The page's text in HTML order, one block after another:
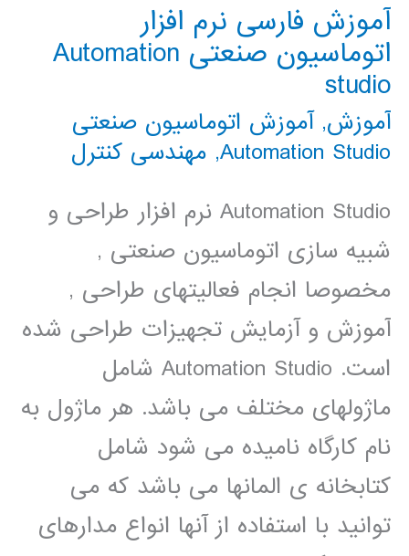
آموزش فارسی نرم افزار
اتوماسیون صنعتی Automation
studio
آموزش,آموزش اتوماسیون صنعتی
Automation Studio
, مهندسی کنترل
Automation Studio نرم افزار طراحی و
شبیه سازی اتوماسیون صنعتی ,
مخصوصا انجام فعالیتهای طراحی ,
آموزش و آزمایش تجهیزات طراحی شده
است. Automation Studio شامل
ماژولهای مختلف می باشد. هر ماژول به
نام کارگاه نامیده می شود شامل
کتابخانه ی المانها می باشد که می
توانید با استفاده از آنها انواع مدارهای